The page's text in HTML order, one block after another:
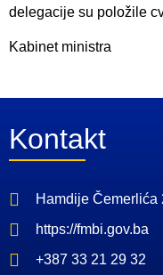
delegacije su položile
Kabinet ministra
Kontakt
Hamdije Čemerlića
https://fmbi.gov.ba
+387 33 21 29 32